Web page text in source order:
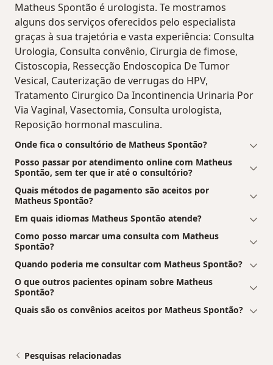
Matheus Spontão é urologista. Te mostramos
alguns dos serviços oferecidos pelo especialista
graças à sua trajetória e vasta experiência: Consulta
Urologia, Consulta convênio, Cirurgia de fimose,
Cistoscopia, Ressecção Endoscopica De Tumor
Vesical, Cauterização de verrugas do HPV,
Tratamento Cirurgico Da Incontinencia Urinaria Por
Via Vaginal, Vasectomia, Consulta urologista,
Reposição hormonal masculina.
Onde fica o consultório de Matheus Spontão?
Posso passar por atendimento online com Matheus
Spontão, sem ter que ir até o consultório?
Quais métodos de pagamento são aceitos por
Matheus Spontão?
Em quais idiomas Matheus Spontão atende?
Como posso marcar uma consulta com Matheus
Spontão?
Quando poderia me consultar com Matheus Spontão?
O que outros pacientes opinam sobre Matheus
Spontão?
Quais são os convênios aceitos por Matheus Spontão?
Pesquisas relacionadas